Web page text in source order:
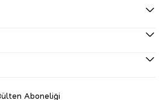
Aboneliği